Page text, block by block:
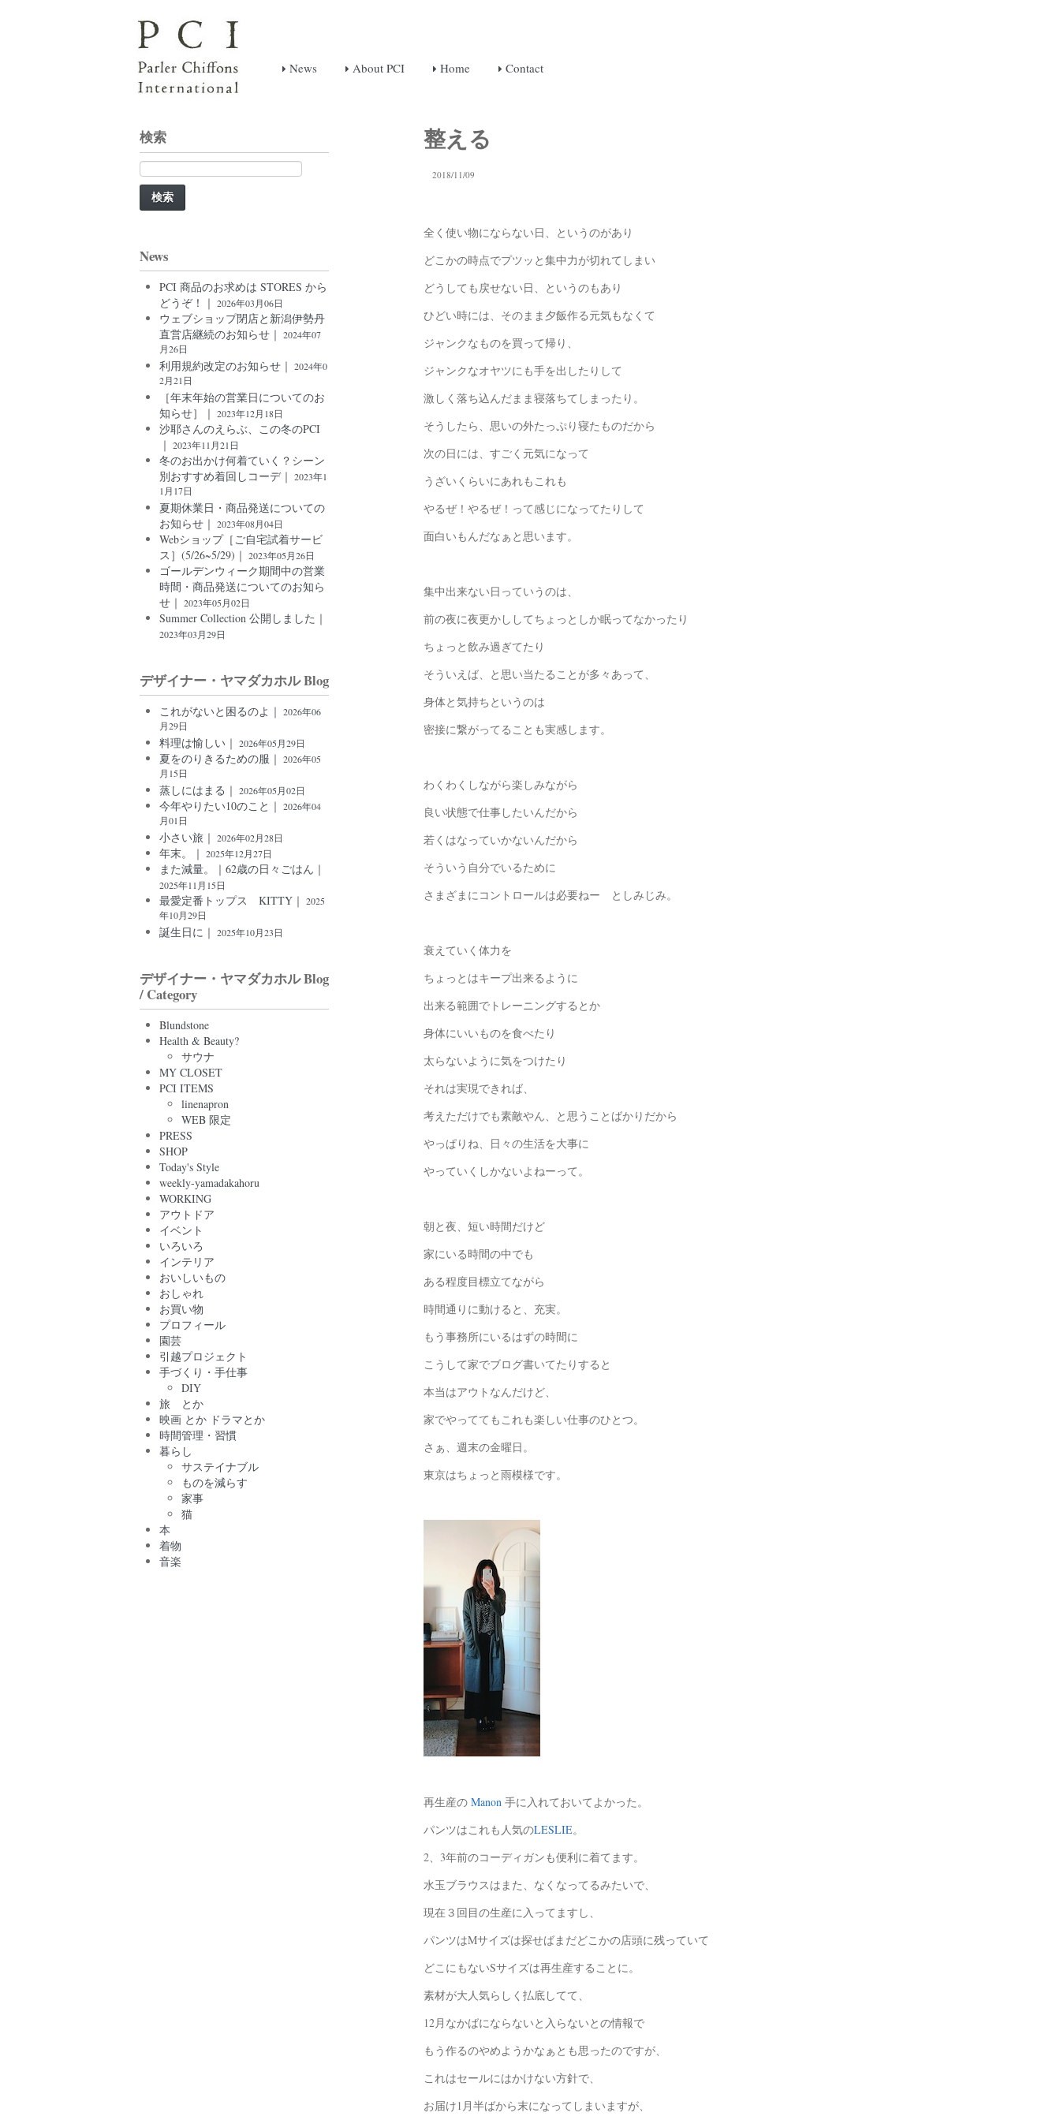
News About PCI Home Contact
整える
2018/11/09
全く使い物にならない日、というのがあり
どこかの時点でプツッと集中力が切れてしまい
どうしても戻せない日、というのもあり
ひどい時には、そのまま夕飯作る元気もなくて
ジャンクなものを買って帰り、
ジャンクなオヤツにも手を出したりして
激しく落ち込んだまま寝落ちてしまったり。
そうしたら、思いの外たっぷり寝たものだから
次の日には、すごく元気になって
うざいくらいにあれもこれも
やるぜ！やるぜ！って感じになってたりして
面白いもんだなぁと思います。
集中出来ない日っていうのは、
前の夜に夜更かししてちょっとしか眠ってなかったり
ちょっと飲み過ぎてたり
そういえば、と思い当たることが多々あって、
身体と気持ちというのは
密接に繋がってることも実感します。
わくわくしながら楽しみながら
良い状態で仕事したいんだから
若くはなっていかないんだから
そういう自分でいるために
さまざまにコントロールは必要ねー としみじみ。
衰えていく体力を
ちょっとはキープ出来るように
出来る範囲でトレーニングするとか
身体にいいものを食べたり
太らないように気をつけたり
それは実現できれば、
考えただけでも素敵やん、と思うことばかりだから
やっぱりね、日々の生活を大事に
やっていくしかないよねーって。
朝と夜、短い時間だけど
家にいる時間の中でも
ある程度目標立てながら
時間通りに動けると、充実。
もう事務所にいるはずの時間に
こうして家でブログ書いてたりすると
本当はアウトなんだけど、
家でやっててもこれも楽しい仕事のひとつ。
さぁ、週末の金曜日。
東京はちょっと雨模様です。
再生産の Manon 手に入れておいてよかった。
パンツはこれも人気のLESLIE。
2、3年前のコーディガンも便利に着てます。
水玉ブラウスはまた、なくなってるみたいで、
現在３回目の生産に入ってますし、
パンツはMサイズは探せばまだどこかの店頭に残っていて
どこにもないSサイズは再生産することに。
素材が大人気らしく払底してて、
12月なかばにならないと入らないとの情報で
もう作るのやめようかなぁとも思ったのですが、
これはセールにはかけない方針で、
お届け1月半ばから末になってしまいますが、
検索
検
索:
News
PCI 商品のお求めは STORES から
どうぞ！｜ 2026年03月06日
ウェブショップ閉店と新潟伊勢丹
直営店継続のお知らせ｜ 2024年07
月26日
利用規約改定のお知らせ｜ 2024年0
2月21日
［年末年始の営業日についてのお
知らせ］｜ 2023年12月18日
沙耶さんのえらぶ、この冬のPCI
｜ 2023年11月21日
冬のお出かけ何着ていく？シーン
別おすすめ着回しコーデ｜ 2023年1
1月17日
夏期休業日・商品発送についての
お知らせ｜ 2023年08月04日
Webショップ［ご自宅試着サービ
ス］(5/26~5/29)｜ 2023年05月26日
ゴールデンウィーク期間中の営業
時間・商品発送についてのお知ら
せ｜ 2023年05月02日
Summer Collection 公開しました｜
2023年03月29日
デザイナー・ヤマダカホル Blog
これがないと困るのよ｜ 2026年06
月29日
料理は愉しい｜ 2026年05月29日
夏をのりきるための服｜ 2026年05
月15日
蒸しにはまる｜ 2026年05月02日
今年やりたい10のこと｜ 2026年04
月01日
小さい旅｜ 2026年02月28日
年末。｜ 2025年12月27日
また減量。｜62歳の日々ごはん｜
2025年11月15日
最愛定番トップス KITTY｜ 2025
年10月29日
誕生日に｜ 2025年10月23日
デザイナー・ヤマダカホル Blog
/ Category
Blundstone
Health & Beauty?
サウナ
MY CLOSET
PCI ITEMS
linenapron
WEB 限定
PRESS
SHOP
Today's Style
weekly-yamadakahoru
WORKING
アウトドア
イベント
いろいろ
インテリア
おいしいもの
おしゃれ
お買い物
プロフィール
園芸
引越プロジェクト
手づくり・手仕事
DIY
旅 とか
映画 とか ドラマとか
時間管理・習慣
暮らし
サステイナブル
ものを減らす
家事
猫
本
着物
音楽